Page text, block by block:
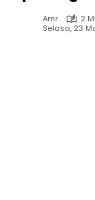
Amr
2
Selasa, 23